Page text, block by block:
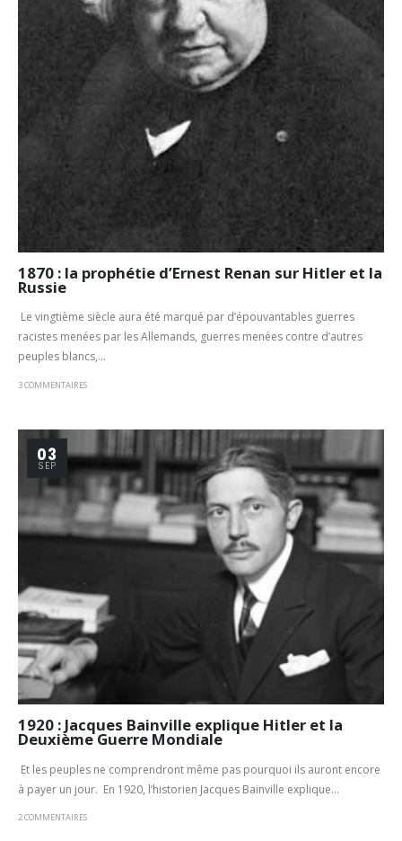
1870 : la prophétie d’Ernest Renan sur Hitler et la
Russie
Le vingtième siècle aura été marqué par d’épouvantables guerres
racistes menées par les Allemands, guerres menées contre d’autres
peuples blancs,...
3 COMMENTAIRES
03
SEP
1920 : Jacques Bainville explique Hitler et la
Deuxième Guerre Mondiale
Et les peuples ne comprendront même pas pourquoi ils auront encore
à payer un jour. En 1920, l’historien Jacques Bainville explique...
2 COMMENTAIRES